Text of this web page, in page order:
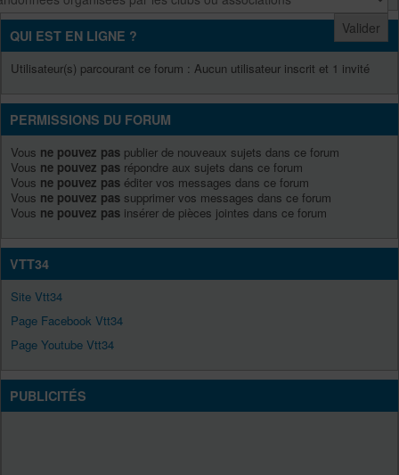
QUI EST EN LIGNE ?
Utilisateur(s) parcourant ce forum : Aucun utilisateur inscrit et 1 invité
PERMISSIONS DU FORUM
Vous ne pouvez pas publier de nouveaux sujets dans ce forum
Vous ne pouvez pas répondre aux sujets dans ce forum
Vous ne pouvez pas éditer vos messages dans ce forum
Vous ne pouvez pas supprimer vos messages dans ce forum
Vous ne pouvez pas insérer de pièces jointes dans ce forum
VTT34
Site Vtt34
Page Facebook Vtt34
Page Youtube Vtt34
PUBLICITÉS